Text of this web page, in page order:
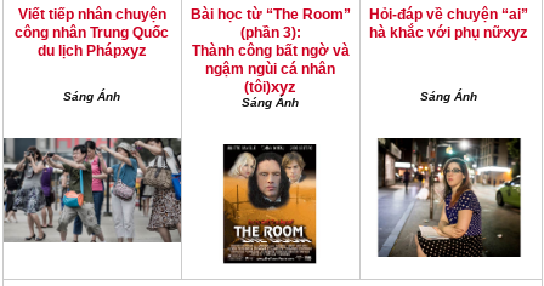
Viết tiếp nhân chuyện
công nhân Trung Quốc
du lịch Phápxyz
Sáng Ánh
Bài học từ “The Room”
(phần 3):
Thành công bất ngờ và
ngậm ngùi cá nhân
(tôi)xyz
Sáng Ánh
Hỏi-đáp về chuyện “ai”
hà khắc với phụ nữxyz
Sáng Ánh